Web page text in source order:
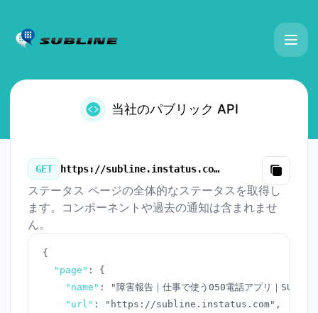
当社のパブリック API
GET https://subline.instatus.com/v3/summary.json
Copy
ステータス ページの全体的なステータスを取得し
ます。コンポーネントや過去の通知は含まれませ
ん。
{
"page" :
{
"name" :
"障害報告｜仕事で使う050電話アプリ｜
"url" : "https://subline.instatus.com" ,